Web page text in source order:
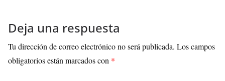
Deja una respuesta
Tu dirección de correo electrónico no será publicada. Los campos
obligatorios están marcados con *